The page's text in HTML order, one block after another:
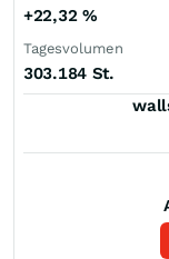
+22,32 %
Tagesvolumen
303.184 St.